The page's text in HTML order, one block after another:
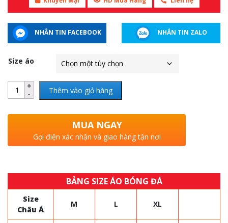
NHẮN TIN FACEBOOK NHẮN TIN ZALO
Size áo
Thêm vào giỏ hàng
MUA NGAY
Gọi điện xác nhận và giao hàng tận nơi
BẢNG SIZE ÁO BÓNG ĐÁ
Size
Châu Á
M L XL